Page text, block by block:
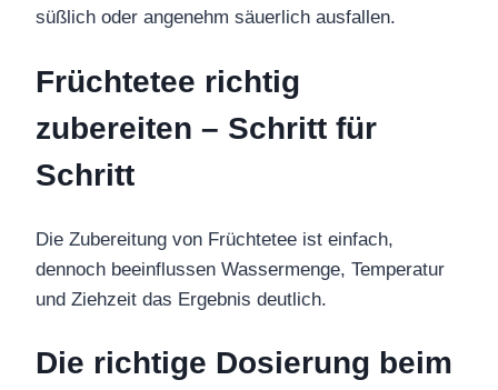
süßlich oder angenehm säuerlich ausfallen.
Früchtetee richtig
zubereiten – Schritt für
Schritt
Die Zubereitung von Früchtetee ist einfach,
dennoch beeinflussen Wassermenge, Temperatur
und Ziehzeit das Ergebnis deutlich.
Die richtige Dosierung beim